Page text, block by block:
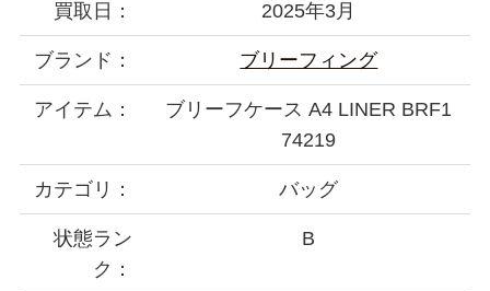
買取日： 2025年3月
ブランド： ブリーフィング
アイテム：
ブリーフケース A4 LINER BRF1
74219
カテゴリ： バッグ
状態ラン
ク：
B